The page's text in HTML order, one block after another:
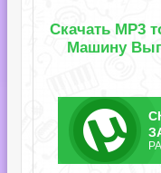
Скачать MP3
Машину
В Машину Выпуск 2.torrent